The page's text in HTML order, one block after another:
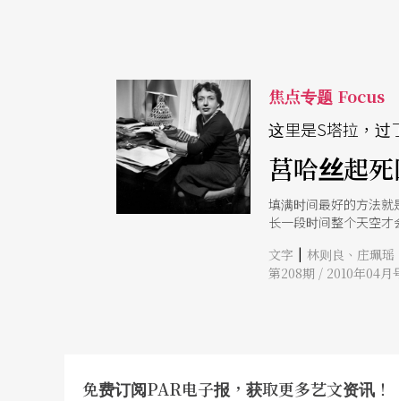
焦点专题 Focus
这里是S塔拉，过
莒哈丝起
填满时间最好的方法就
长一段时间整个天空
亡的恶疾》
文字 | 林则良、庄珮瑶
第208期 / 2010年04月
免费订阅PAR电子报，获取更多艺文资讯！